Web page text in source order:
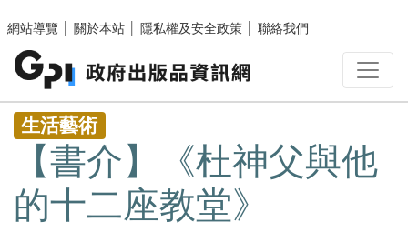
網站導覽
關於本站 隱私權及安全政策 聯絡我們
:::
生活藝術
【書介】《杜神父與他
的十二座教堂》